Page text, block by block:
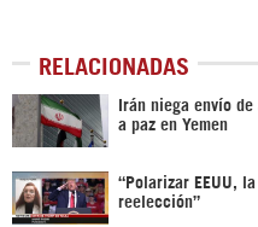
RELACIONADAS
Irán niega envío
a paz en Yemen
“Polarizar EEUU,
reelección”